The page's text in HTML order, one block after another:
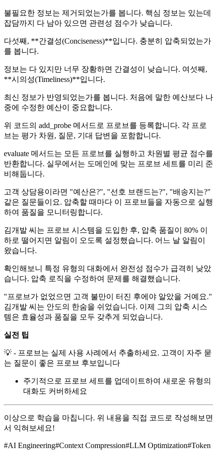
불필요한 정보는 제거되었는가를 봅니다. 핵심 정보는 있는데
잡담까지 다 남아 있으면 관련성 점수가 낮습니다.
다섯째, **간결성(Conciseness)**입니다. 충분히 압축되었는가
를 봅니다.
정보는 다 있지만 너무 장황하면 간결성이 낮습니다. 여섯째,
**시의성(Timeliness)**입니다.
최신 정보가 반영되었는가를 봅니다. 처음에 말한 예산보다 나
중에 수정한 예산이 중요합니다.
위 코드의 add_probe 메서드로 프로브를 등록합니다. 각 프로
브는 평가 차원, 질문, 기대 답변을 포함합니다.
evaluate 메서드는 모든 프로브를 실행하고 차원별 평균 점수를
반환합니다. 실무에서는 도메인에 맞는 프로브 세트를 미리 준
비해둡니다.
고객 상담용이라면 "예산은?", "선호 브랜드는?", "배송지는?"
같은 질문들이요. 압축할 때마다 이 프로브들을 자동으로 실행
하여 품질을 모니터링합니다.
김개발 씨는 프로브 시스템을 도입한 후, 압축 품질이 80% 이
하로 떨어지면 알림이 오도록 설정했습니다. 어느 날 알림이
왔습니다.
확인해보니 특정 유형의 대화에서 완전성 점수가 급격히 낮았
습니다. 압축 로직을 수정하여 문제를 해결했습니다.
"프로브가 없었으면 고객 불만이 터진 후에야 알았을 거예요."
김개발 씨는 안도의 한숨을 쉬었습니다. 이제 그의 압축 시스
템은 효율성과 품질을 모두 갖추게 되었습니다.
실전 팁
💡 - 프로브는 실제 사용 사례에서 추출하세요. 고객이 자주 묻
는 질문이 좋은 프로브 후보입니다
주기적으로 프로브 세트를 업데이트하여 새로운 유형의
대화도 커버하세요
이상으로 학습을 마칩니다. 위 내용을 직접 코드로 작성해보면
서 익혀보세요!
#AI Engineering#Context Compression#LLM Optimization#Token